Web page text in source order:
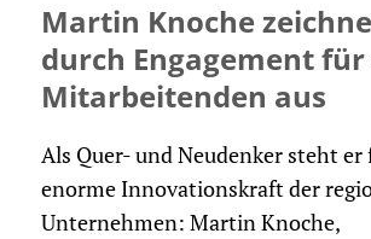
Martin Knoche
durch Engagement für
Mitarbeitenden aus
Als Quer- und Neudenker steht er
enorme Innovationskraft der
Unternehmen: Martin Knoche,